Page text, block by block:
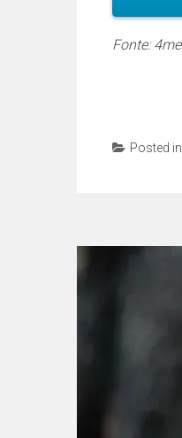
Fonte: 4me
Posted in